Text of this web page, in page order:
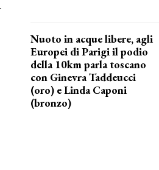
Nuoto in acque libere, agli
Europei di Parigi il podio
della 10km parla toscano
con Ginevra Taddeucci
(oro) e Linda Caponi
(bronzo)